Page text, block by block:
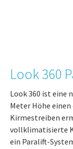
Look 360
Look 360 ist eine
Meter Höhe
Kirmestreiben
vollklimatisierte
ein Paralift-